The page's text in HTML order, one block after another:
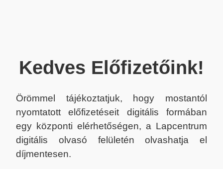
Kedves Előfizetőink!
Örömmel tájékoztatjuk, hogy mostantól
nyomtatott előfizetéseit digitális formában
egy központi elérhetőségen, a Lapcentrum
digitális olvasó felületén olvashatja el
díjmentesen.